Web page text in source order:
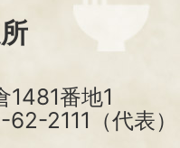
1481番地1
2111（代表）